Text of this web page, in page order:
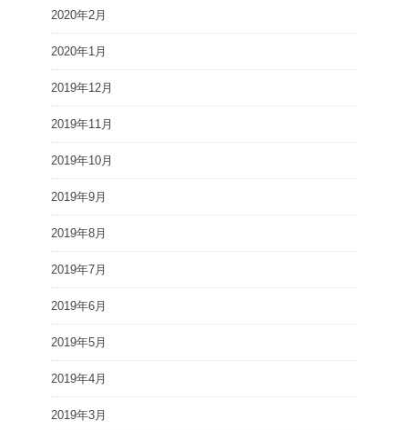
2020年2月
2020年1月
2019年12月
2019年11月
2019年10月
2019年9月
2019年8月
2019年7月
2019年6月
2019年5月
2019年4月
2019年3月